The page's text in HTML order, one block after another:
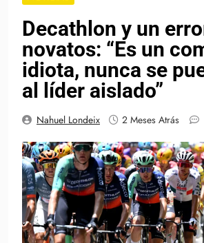
Decathlon y un
novatos: “Es un
idiota, nunca se
al líder aislado”
Nahuel Londeix 2 Meses Atrás